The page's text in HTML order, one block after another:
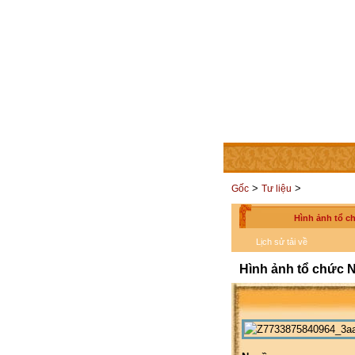
TRANG CHỦ THÀNH
Gốc > Tư liệu >
Hình ảnh tổ
Lịch sử tải về
Hình ảnh tổ chức